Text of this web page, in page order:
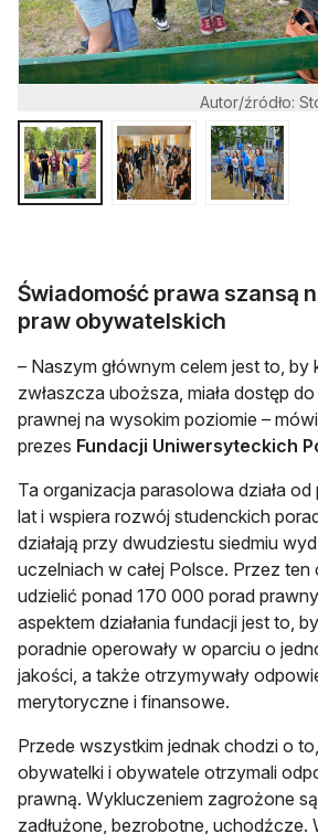
Autor/źródło:
Świadomość prawa szansą
praw obywatelskich
– Naszym głównym celem jest to, by
zwłaszcza uboższa, miała dostęp
prawnej na wysokim poziomie – mówi
prezes Fundacji Uniwersyteckich
Ta organizacja parasolowa działa
lat i wspiera rozwój studenckich
działają przy dwudziestu siedmiu
uczelniach w całej Polsce. Przez ten
udzielić ponad 170 000 porad
aspektem działania fundacji jest to,
poradnie operowały w oparciu o
jakości, a także otrzymywały
merytoryczne i finansowe.
Przede wszystkim jednak chodzi o
obywatelki i obywatele otrzymali
prawną. Wykluczeniem zagrożone
zadłużone, bezrobotne, uchodźcze.